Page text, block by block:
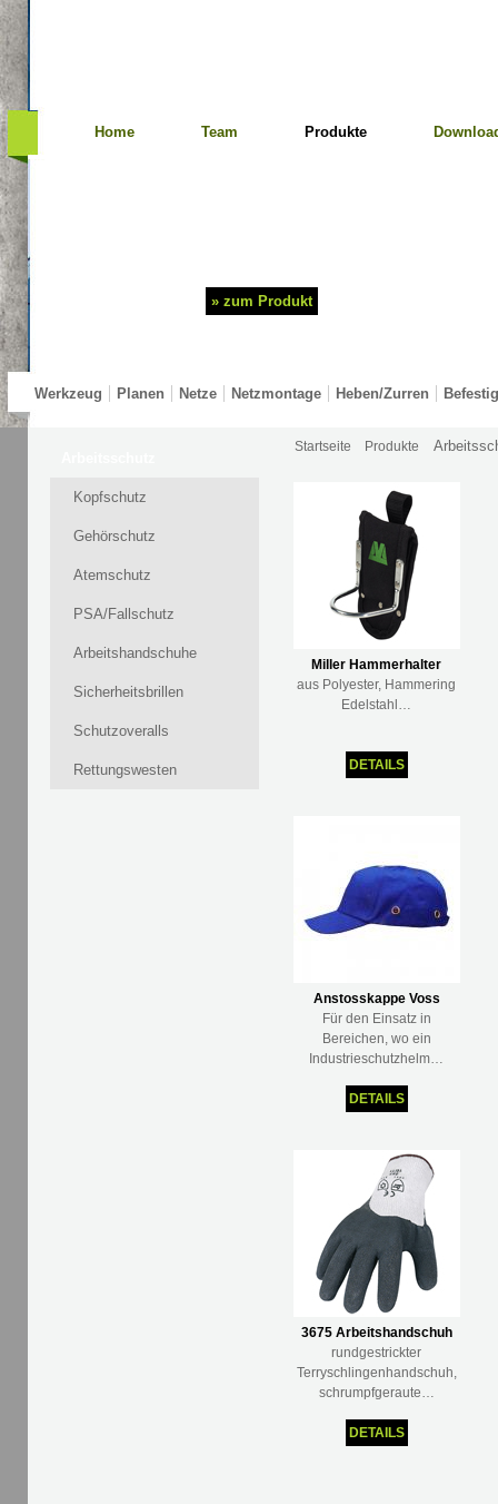
Home Team Produkte
» zum Produkt
Werkzeug Planen Netze Netzmontage Heben/Zurren
Kopfschutz
Gehörschutz
Atemschutz
PSA/Fallschutz
Arbeitshandschuhe
Sicherheitsbrillen
Schutzoveralls
Rettungswesten
Startseite Produkte
Miller Hammerhalter
aus Polyester, Hammering
Edelstahl…
DETAILS
Anstosskappe Voss
Für den Einsatz in
Bereichen, wo ein
Industrieschutzhelm…
DETAILS
3675 Arbeitshandschuh
rundgestrickter
Terryschlingenhandschuh,
schrumpfgeraute…
DETAILS